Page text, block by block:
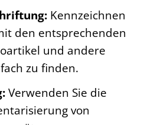
Kennzeichnen
den entsprechenden
und andere
zu finden.
Verwenden Sie die
von